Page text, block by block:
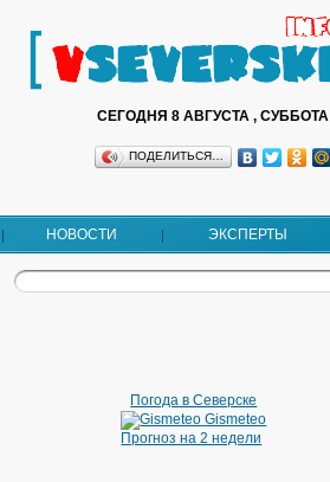
СЕГОДНЯ 8 АВГУСТА , СУББОТА
ПОДЕЛИТЬСЯ…
НОВОСТИ ЭКСПЕРТЫ
Погода в Северске
Gismeteo
Прогноз на 2 недели